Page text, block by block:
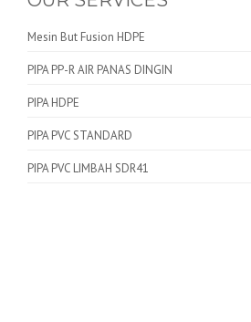
Mesin But Fusion HDPE
PIPA PP-R AIR PANAS DINGIN
PIPA HDPE
PIPA PVC STANDARD
PIPA PVC LIMBAH SDR41